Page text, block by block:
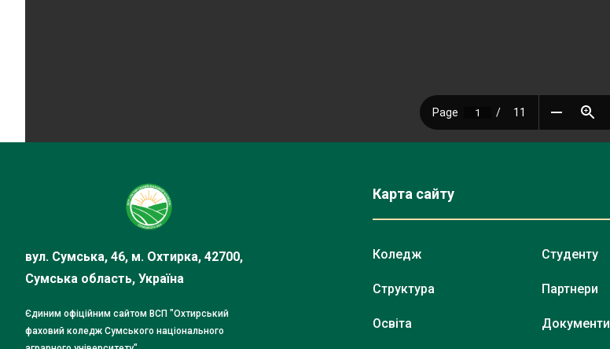
вул. Сумська, 46, м. Охтирка, 42700,
Сумська область, Україна
Єдиним офіційним сайтом ВСП "Охтирський
фаховий коледж Сумського національного
Карта сайту
Коледж
Структура
Освіта
Студенту
Партнери
Документи